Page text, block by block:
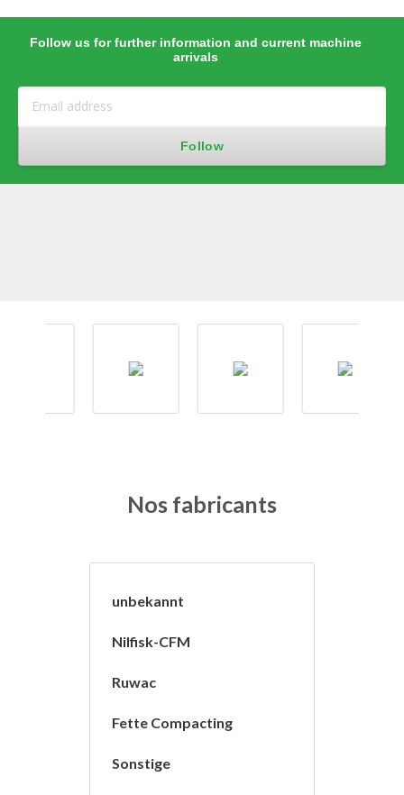
Follow us for further information and current machine
arrivals
Nos fabricants
unbekannt
Nilfisk-CFM
Ruwac
Fette Compacting
Sonstige